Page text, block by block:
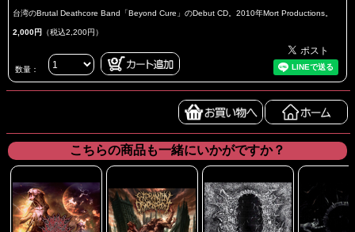
台湾のBrutal Deathcore Band「Beyond Cure」のDebut CD。2010年Mort Productions。
2,000円 （税込2,200円）
数量：
こちらの商品も一緒にいかがですか？